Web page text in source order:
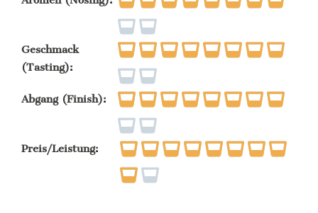
Geschmack
(Tasting):
Abgang (Finish):
Preis/Leistung: